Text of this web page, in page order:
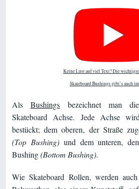
Keine Lust auf viel Text? Die
Skateboard Bushings gibt’s auch
AlsBushings bezeichnet man
Skateboard Achse. Jede Achse
bestückt; dem oberen, der Straße
(Top Bushing)und dem unteren,
Bushing(Bottom Bushing).
Wie Skateboard Rollen, werden